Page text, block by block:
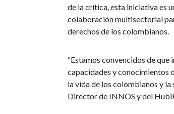
de la crítica, esta iniciativa es
colaboración multisectorial
derechos de los colombianos.
“Estamos convencidos de
capacidades y conocimientos
la vida de los colombianos y la
Director de INNOS y del